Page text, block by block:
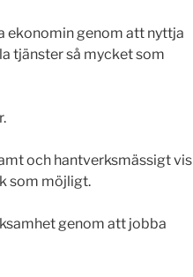
ekonomin genom att nyttja
tjänster så mycket som
och hantverksmässigt vis
som möjligt.
genom att jobba